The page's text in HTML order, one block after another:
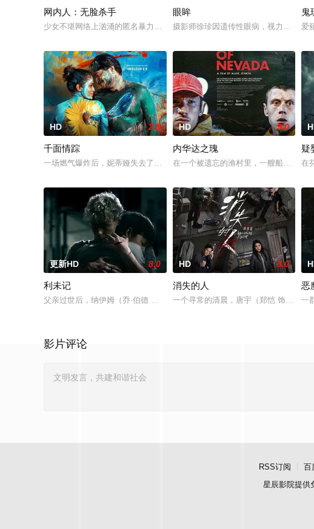
网内人：无脸杀手
少女不堪网络上汹涌的匿名暴力，选择结束年轻的生命。悲愤的家属委托私
眼眸
摄影师徐珍因遗传性眼病，视力正在一
鬼
爱
HD 2.0
千面情踪
一场燃气爆炸后，妮蒂娅失去了部分记忆，男友迈克尔也随之失踪。更诡异
HD 9.0
内华达之瑰
在一个被遗忘的渔村里，一艘船神秘地
疑
在
更新HD 8.0
利未记
父亲过世后，纳伊姆（乔·伯德 饰）与母亲（米娅·华希科沃斯卡 饰）搬到一
HD 8.0
消失的人
一个寻常的清晨，唐宇（郑恺 饰）的儿
恶
一
影片评论
RSS订阅 百
星辰影院提供